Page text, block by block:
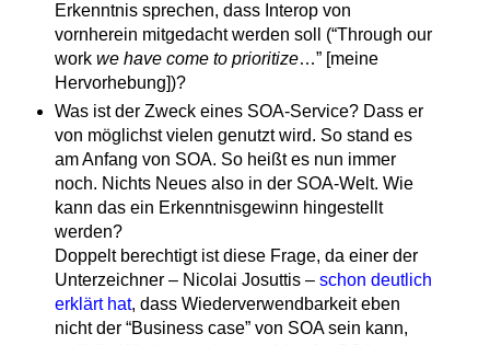
Erkenntnis sprechen, dass Interop von
vornherein mitgedacht werden soll (“Through our
work we have come to prioritize…” [meine
Hervorhebung])?
Was ist der Zweck eines SOA-Service? Dass er
von möglichst vielen genutzt wird. So stand es
am Anfang von SOA. So heißt es nun immer
noch. Nichts Neues also in der SOA-Welt. Wie
kann das ein Erkenntnisgewinn hingestellt
werden?
Doppelt berechtigt ist diese Frage, da einer der
Unterzeichner – Nicolai Josuttis – schon deutlich
erklärt hat, dass Wiederverwendbarkeit eben
nicht der “Business case” von SOA sein kann,